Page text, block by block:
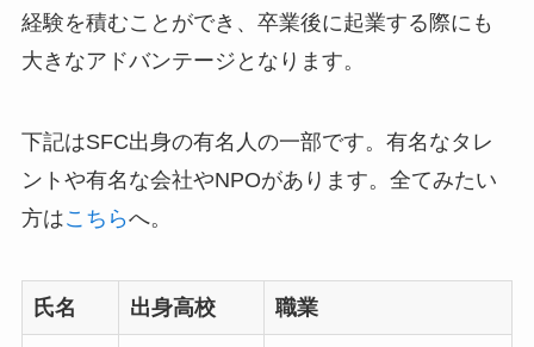
経験を積むことができ、卒業後に起業する際にも
大きなアドバンテージとなります。
下記はSFC出身の有名人の一部です。有名なタレ
ントや有名な会社やNPOがあります。全てみたい
方はこちらへ。
氏名 出身高校 職業